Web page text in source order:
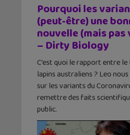
Pourquoi les
(peut-être) une
nouvelle (mais
– Dirty Biology
C’est quoi le rapport entre
lapins australiens ? Leo
sur les variants du
remettre des faits
public.